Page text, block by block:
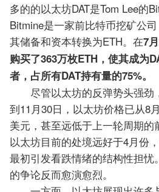
多的的以太坊DAT是Tom Lee的
Bitmine是一家前比特币挖矿公
其储备和资本转换为ETH。在7
购买了363万枚ETH，使其成为
者，占所有DAT持有量的75%。
尽管以太坊的反弹势头强劲
到11月30日，以太坊价格已从8
美元，甚至远低于上一轮周期的
以太坊目前的处境远好于4月份
最初引发看跌情绪的结构性担
的争论反而愈演愈烈。